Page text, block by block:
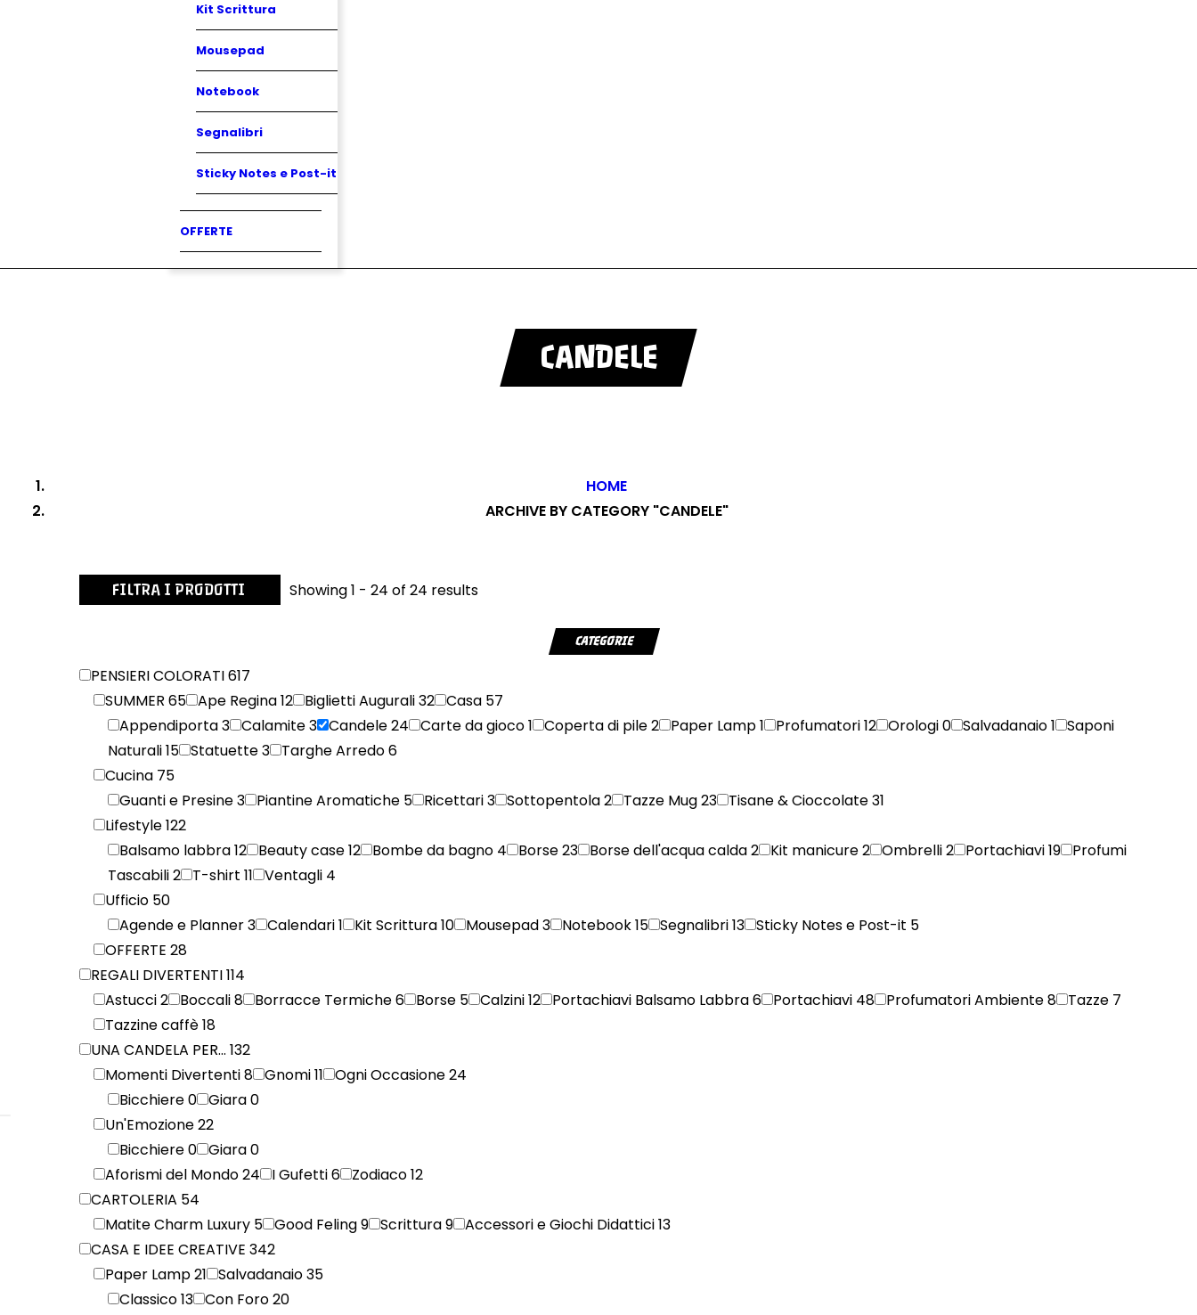
Kit Scrittura
Mousepad
Notebook
Segnalibri
Sticky Notes e Post-it
OFFERTE
CANDELE
HOME
ARCHIVE BY CATEGORY "CANDELE"
FILTRA I PRODOTTI Showing 1 - 24 of 24 results
CATEGORIE
PENSIERI COLORATI617
SUMMER65 Ape Regina12 Biglietti Augurali32 Casa 57
Appendiporta3 Calamite3 Candele24 Carte da gioco1 Coperta di pile2 Paper Lamp1 Profumatori12 Orologi0 Salvadanaio1 Saponi
Naturali15 Statuette3 Targhe Arredo6
Cucina 75
Guanti e Presine3 Piantine Aromatiche 5 Ricettari3 Sottopentola2 Tazze Mug23 Tisane & Cioccolate31
Lifestyle122
Balsamo labbra12 Beauty case12 Bombe da bagno 4 Borse23 Borse dell'acqua calda2 Kit manicure2 Ombrelli2 Portachiavi19
Profumi
Tascabili2 T-shirt11 Ventagli 4
Ufficio 50
Agende e Planner3 Calendari1 Kit Scrittura10 Mousepad3 Notebook15 Segnalibri13 Sticky Notes e Post-it 5
OFFERTE28
REGALI DIVERTENTI114
Astucci2 Boccali8 Borracce Termiche6 Borse 5 Calzini12 Portachiavi Balsamo Labbra6 Portachiavi 48 Profumatori Ambiente8 Tazze 7
Tazzine caffè18
UNA CANDELA PER...132
Momenti Divertenti8 Gnomi11 Ogni Occasione24
Bicchiere0 Giara0
Un'Emozione22
Bicchiere0 Giara0
Aforismi del Mondo24 I Gufetti6 Zodiaco12
CARTOLERIA 54
Matite Charm Luxury 5 Good Feling9 Scrittura9 Accessori e Giochi Didattici13
CASA E IDEE CREATIVE342
Paper Lamp21 Salvadanaio35
Classico13 Con Foro20